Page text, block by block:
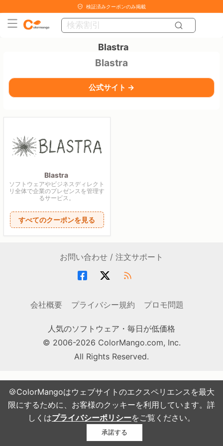
🍪ColorMangoはウェブサイトのエクスペリエンスを最大
限にするために、お客様のクッキーを利用しています。詳
しくはプライバシーポリシーをご覧ください。
承諾する
検証済みクーポンのみ掲載
Blastra
Blastra
公式サイト →
Blastra
ソフトウェアやビジネスディレクト
リ全体で企業のプレゼンスを管理す
るサービス。
すべてのクーポンを見る
お問い合わせ / 注文サポート
会社概要 プライバシー規約 プロモ問題
人気のソフトウェア・毎日が低価格
© 2006-2026 ColorMango.com, Inc.
All Rights Reserved.